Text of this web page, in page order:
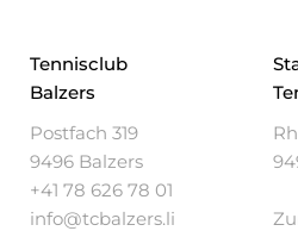
Tennisclub
Balzers
Postfach 319
9496 Balzers
+41 78 626 78 01
info@tcbalzers.li